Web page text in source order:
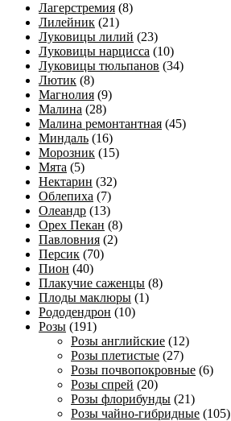
Лагерстремия (8)
Лилейник (21)
Луковицы лилий (23)
Луковицы нарцисса (10)
Луковицы тюльпанов (34)
Лютик (8)
Магнолия (9)
Малина (28)
Малина ремонтантная (45)
Миндаль (16)
Морозник (15)
Мята (5)
Нектарин (32)
Облепиха (7)
Олеандр (13)
Орех Пекан (8)
Павловния (2)
Персик (70)
Пион (40)
Плакучие саженцы (8)
Плоды маклюры (1)
Рододендрон (10)
Розы (191)
Розы английские (12)
Розы плетистые (27)
Розы почвопокровные (6)
Розы спрей (20)
Розы флорибунды (21)
Розы чайно-гибридные (105)